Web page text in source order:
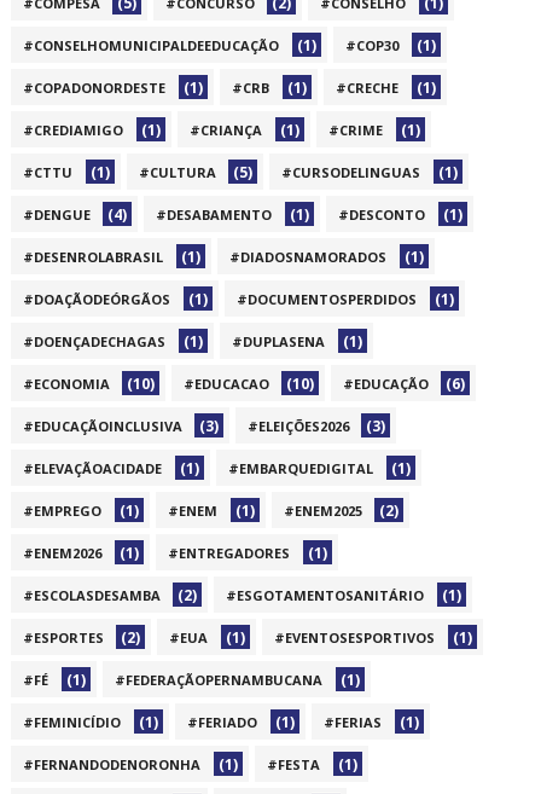
#CONSELHOMUNICIPALDEEDUCAÇÃO (1) #COP30 (1)
#COPADONORDESTE (1) #CRB (1) #CRECHE (1)
#CREDIAMIGO (1) #CRIANÇA (1) #CRIME (1)
#CTTU (1) #CULTURA (5) #CURSODELINGUAS (1)
#DENGUE (4) #DESABAMENTO (1) #DESCONTO (1)
#DESENROLABRASIL (1) #DIADOSNAMORADOS (1)
#DOAÇÃODEÓRGÃOS (1) #DOCUMENTOSPERDIDOS (1)
#DOENÇADECHAGAS (1) #DUPLASENA (1)
#ECONOMIA (10) #EDUCACAO (10) #EDUCAÇÃO (6)
#EDUCAÇÃOINCLUSIVA (3) #ELEIÇÕES2026 (3)
#ELEVAÇÃOACIDADE (1) #EMBARQUEDIGITAL (1)
#EMPREGO (1) #ENEM (1) #ENEM2025 (2)
#ENEM2026 (1) #ENTREGADORES (1)
#ESCOLASDESAMBA (2) #ESGOTAMENTOSANITÁRIO (1)
#ESPORTES (2) #EUA (1) #EVENTOSESPORTIVOS (1)
#FÉ (1) #FEDERAÇÃOPERNAMBUCANA (1)
#FEMINICÍDIO (1) #FERIADO (1) #FERIAS (1)
#FERNANDODENORONHA (1) #FESTA (1)